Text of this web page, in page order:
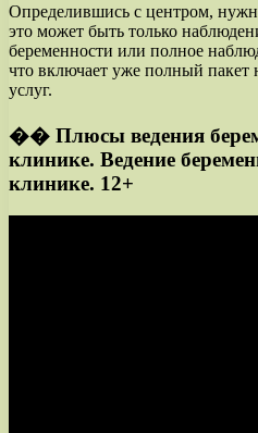
Определившись с центром,
это может быть только
беременности или полное
что включает уже полный пакет
услуг.
�� Плюсы ведения
клинике. Ведение
клинике. 12+